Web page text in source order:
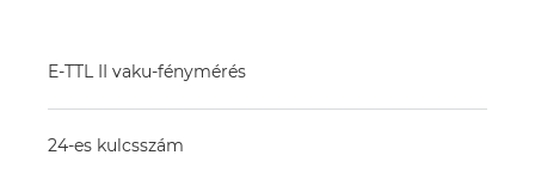
E-TTL II vaku-fénymérés
24-es kulcsszám